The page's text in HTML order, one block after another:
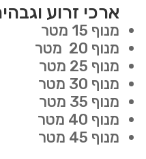
ארכי זרוע
מנוף 15 מטר
מנוף 20 מטר
מנוף 25 מטר
מנוף 30 מטר
מנוף 35 מטר
מנוף 40 מטר
מנוף 45 מטר